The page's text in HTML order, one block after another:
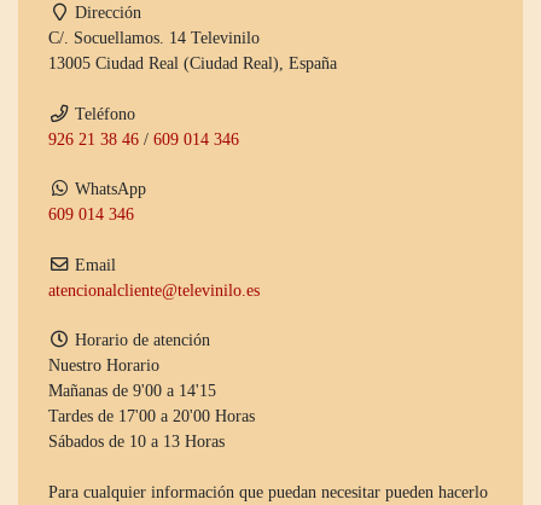
Dirección
C/. Socuellamos. 14 Televinilo
13005 Ciudad Real (Ciudad Real), España
Teléfono
926 21 38 46 /609 014 346
WhatsApp
609 014 346
Email
atencionalcliente@televinilo.es
Horario de atención
Nuestro Horario
Mañanas de 9'00 a 14'15
Tardes de 17'00 a 20'00 Horas
Sábados de 10 a 13 Horas
Para cualquier información que puedan necesitar pueden hacerlo